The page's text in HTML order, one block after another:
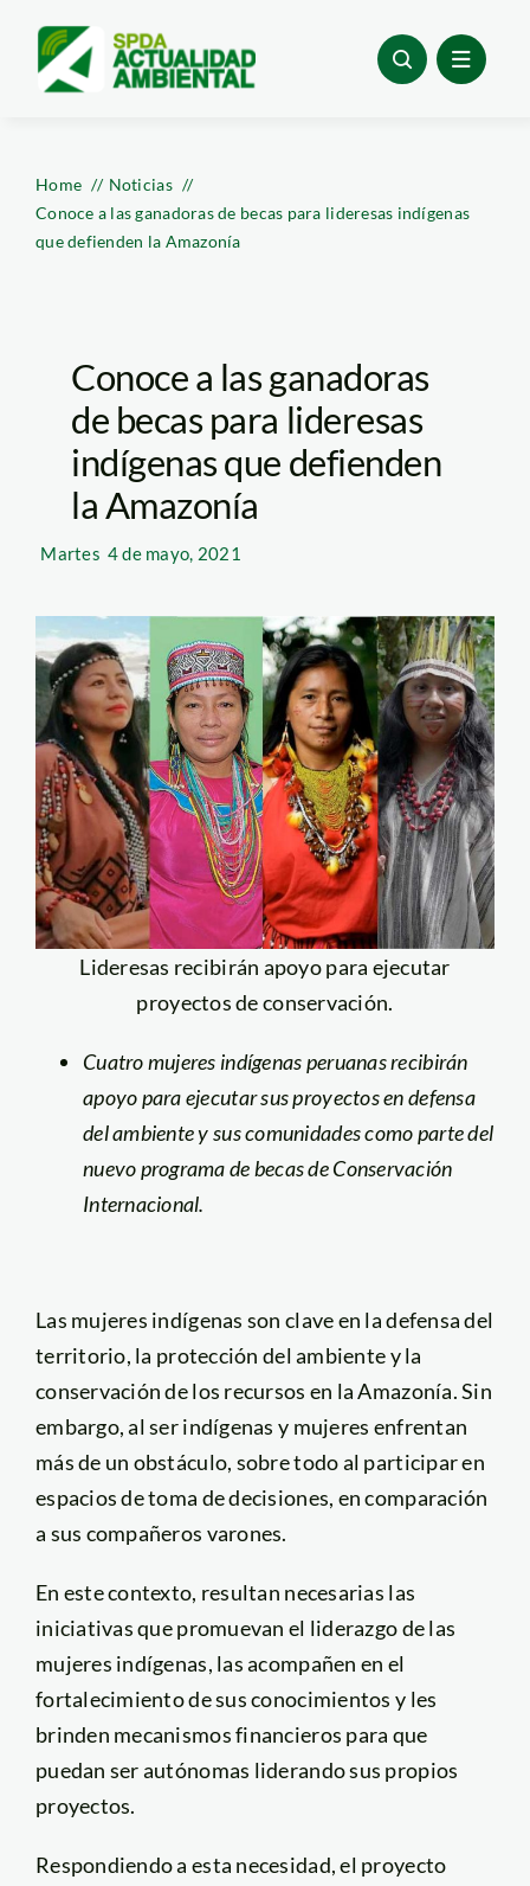
content
Home
Noticias
Conoce a las ganadoras de becas para lideresas indígenas
que defienden la Amazonía
Conoce a las ganadoras
de becas para lideresas
indígenas que defienden
la Amazonía
Martes 4 de mayo, 2021
Lideresas recibirán apoyo para ejecutar
proyectos de conservación.
Cuatro mujeres indígenas peruanas recibirán
apoyo para ejecutar sus proyectos en defensa
del ambiente y sus comunidades como parte del
nuevo programa de becas de Conservación
Internacional.
Las mujeres indígenas son clave en la defensa del
territorio, la protección del ambiente y la
conservación de los recursos en la Amazonía. Sin
embargo, al ser indígenas y mujeres enfrentan
más de un obstáculo, sobre todo al participar en
espacios de toma de decisiones, en comparación
a sus compañeros varones.
En este contexto, resultan necesarias las
iniciativas que promuevan el liderazgo de las
mujeres indígenas, las acompañen en el
fortalecimiento de sus conocimientos y les
brinden mecanismos financieros para que
puedan ser autónomas liderando sus propios
proyectos.
Respondiendo a esta necesidad, el proyecto